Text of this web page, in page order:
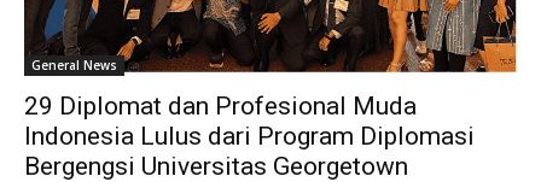
General News
29 Diplomat dan Profesional Muda
Indonesia Lulus dari Program Diplomasi
Bergengsi Universitas Georgetown